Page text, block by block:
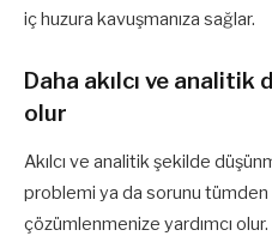
iç huzura kavuşmanıza sağlar.
Daha akılcı ve analitik
olur
Akılcı ve analitik şekilde
problemi ya da sorunu
çözümlenmenize yardımcı